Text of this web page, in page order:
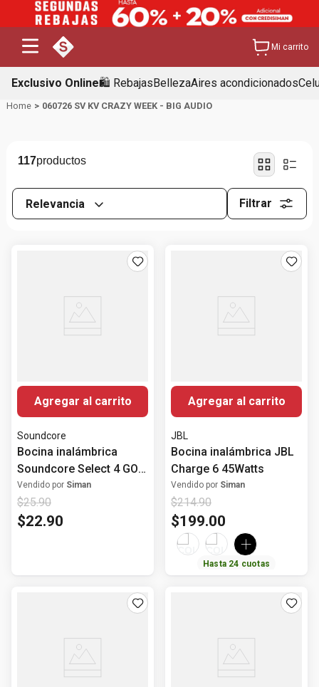
Mi carrito
Exclusivo Online🛍️ RebajasBellezaAires acondicionados
060726 SV KV CRAZY WEEK - BIG AUDIO
117
Relevancia Filtrar
Agregar al carrito
Soundcore
Bocina inalámbrica
Soundcore Select 4 GO
5Watts
Vendido por Siman
$25.90
$22.90
Agregar al carrito
JBL
Bocina inalámbrica JBL
Charge 6 45Watts
Vendido por Siman
$214.90
$199.00
Hasta 24 cuotas